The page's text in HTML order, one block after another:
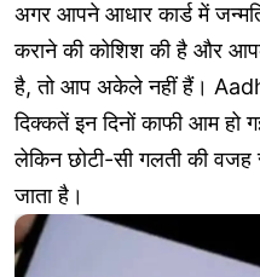
अगर आपने आधार कार्ड में
कराने की कोशिश की है और
है, तो आप अकेले नहीं हैं।
दिक्कतें इन दिनों काफी आम
लेकिन छोटी-सी गलती की वजह
जाता है।